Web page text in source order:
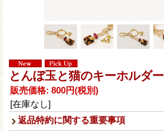
とんぼ玉と猫のキーホルダー
販売価格: 800円(税別)
[在庫なし]
返品特約に関する重要事項